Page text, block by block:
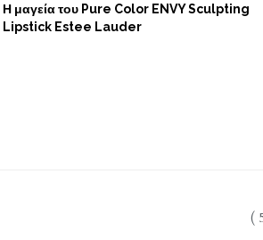
Η μαγεία του Pure Color ENVY Sculpting
Lipstick Estee Lauder
(